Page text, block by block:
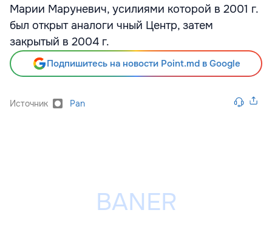
Марии Маруневич, усилиями которой в 2001 г.
был открыт аналоги чный Центр, затем
закрытый в 2004 г.
Подпишитесь на новости Point.md в Google
Источник Pan